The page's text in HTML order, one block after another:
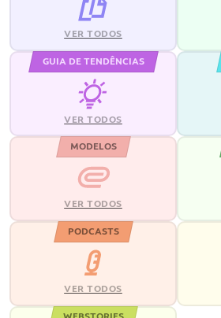
VER TODOS
GUIA DE TENDÊNCIAS
VER TODOS
MODELOS
VER TODOS
PODCASTS
VER TODOS